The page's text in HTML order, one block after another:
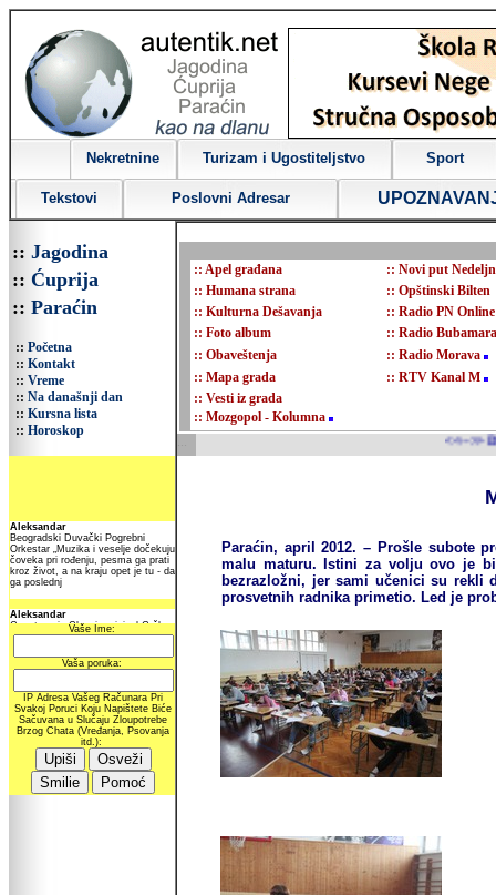
Nekretnine Turizam i Ugostiteljstvo Sport
Tekstovi Poslovni Adresar
:: Jagodina
:: Ćuprija
:: Paraćin
:: Početna
:: Kontakt
:: Vreme
:: Na današnji dan
:: Kursna lista
:: Horoskop
:: Apel građana :: Novi put
:: Humana strana :: Opštinski Bilten
:: Kulturna Dešavanja :: Radio PN Online
:: Foto album :: Radio Bubamara
:: Obaveštenja :: Radio Morava
:: Mapa grada :: RTV Kanal M
:: Vesti iz grada
:: Mozgopol - Kolumna
<<-->>
Paraćin, april 2012. – Prošle subote
malu maturu. Istini za volju ovo je
bezrazložni, jer sami učenici su rekli
prosvetnih radnika primetio. Led je